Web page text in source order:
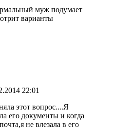
муж подумает
варианты
22:01
этот вопрос....Я
его документы и когда
не влезала в его